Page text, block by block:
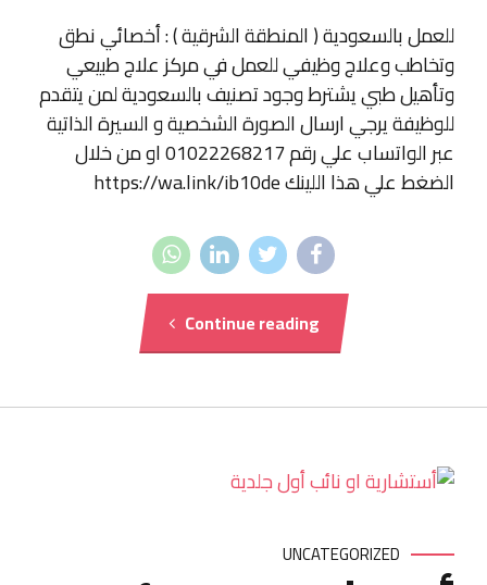
للعمل بالسعودية ( المنطقة الشرقية ) : أخصائي نطق
وتخاطب وعلاج وظيفي للعمل في مركز علاج طبيعي
وتأهيل طبي يشترط وجود تصنيف بالسعودية لمن يتقدم
للوظيفة يرجي ارسال الصورة الشخصية و السيرة الذاتية
عبر الواتساب علي رقم 01022268217 او من خلال
الضغط علي هذا اللينك https://wa.link/ib10de
Continue reading
UNCATEGORIZED